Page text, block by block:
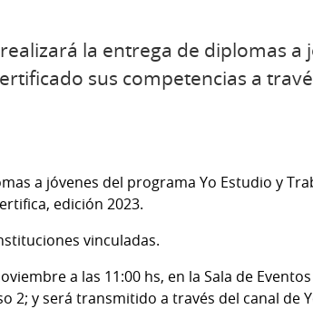
la entrega de diplomas
sus competencias a
a jóvenes del programa Yo Estudio y
edición 2023.
vinculadas.
a las 11:00 hs, en la Sala de
2; y será transmitido a través del canal de